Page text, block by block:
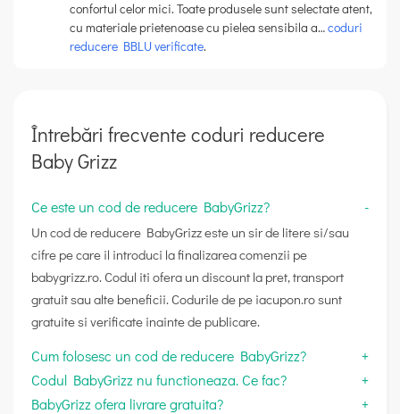
confortul celor mici. Toate produsele sunt selectate atent,
cu materiale prietenoase cu pielea sensibila a…coduri
reducere BBLU verificate.
Întrebări frecvente coduri reducere
Baby Grizz
Ce este un cod de reducere BabyGrizz?
Un cod de reducere BabyGrizz este un sir de litere si/sau
cifre pe care il introduci la finalizarea comenzii pe
babygrizz.ro. Codul iti ofera un discount la pret, transport
gratuit sau alte beneficii. Codurile de pe iacupon.ro sunt
gratuite si verificate inainte de publicare.
Cum folosesc un cod de reducere BabyGrizz?
Codul BabyGrizz nu functioneaza. Ce fac?
BabyGrizz ofera livrare gratuita?